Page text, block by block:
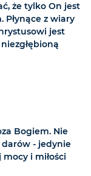
że tylko On jest
z wiary
jest
Bogiem. Nie
darów - jedynie
i miłości